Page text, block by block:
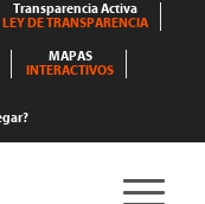
Transparencia Activa
LEY DE TRANSPARENCIA
MAPAS
INTERACTIVOS